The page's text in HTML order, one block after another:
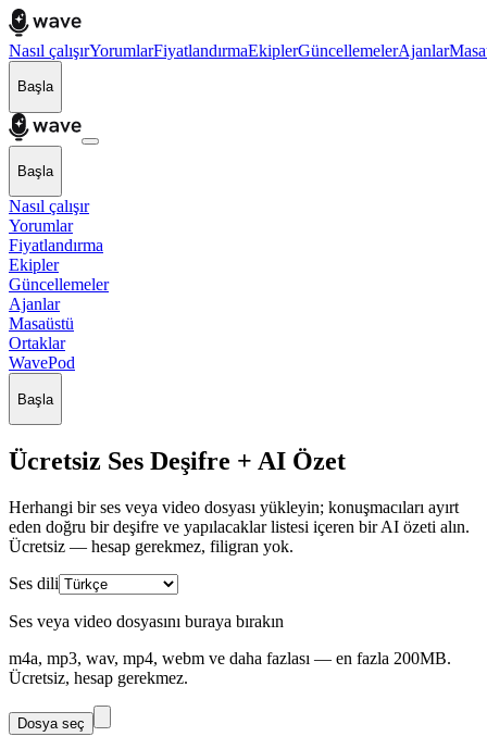
Nasıl çalışırYorumlarFiyatlandırmaEkiplerGüncellemelerAjanlar
Başla
Başla
Nasıl çalışır
Yorumlar
Fiyatlandırma
Ekipler
Güncellemeler
Ajanlar
Masaüstü
Ortaklar
WavePod
Başla
Ücretsiz Ses Deşifre + AI Özet
Herhangi bir ses veya video dosyası yükleyin; konuşmacıları ayırt
eden doğru bir deşifre ve yapılacaklar listesi içeren bir AI özeti alın.
Ücretsiz — hesap gerekmez, filigran yok.
Ses dili
Ses veya video dosyasını buraya bırakın
m4a, mp3, wav, mp4, webm ve daha fazlası — en fazla 200MB.
Ücretsiz, hesap gerekmez.
Dosya seç